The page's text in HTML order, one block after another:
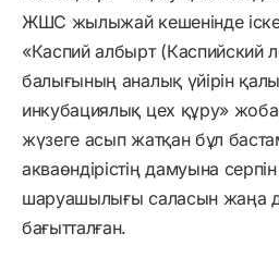
ЖШС жылыжай кешенінде
«Каспий албырт (Каспийский
балығының аналық үйірін
инкубациялық цех құру»
жүзеге асып жатқан бұл
акваөндірістің дамуына
шаруашылығы саласын жаңа
бағытталған.